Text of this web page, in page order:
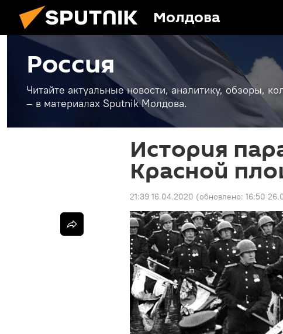
Молдова
Россия
Читайте актуальные новости, аналитику, обзоры,
– в материалах Sputnik Молдова.
История
Красной
21:39 16.04.2020 (обновлено: 16:50